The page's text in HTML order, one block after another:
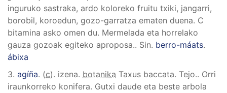
inguruko sastraka, ardo koloreko fruitu txiki, jangarri,
borobil, koroedun, gozo-garratza ematen duena. C
bitamina asko omen du. Mermelada eta horrelako
gauza gozoak egiteko aproposa.. Sin. berro-máats.
ábixa
3. agíña. (c). izena. botanika Taxus baccata. Tejo.. Orri
iraunkorreko konifera. Gutxi daude eta beste arbola